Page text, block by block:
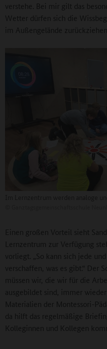
verstehe. Bei mir gilt das
Wetter dürfen sich die
im Außengelände zurückziehen.
Einen großen Vorteil sieht
Lernzentrum zur Verfügung
vorliegt. „So kann sich jede
verschaffen, was es gibt.“ Der
müssen wir, die wir für die
ausgebildet sind, immer
Materialien der Montessori-
da hilft das regelmäßige
Kolleginnen und Kollegen